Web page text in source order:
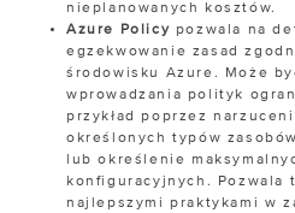
nieplanowanych kosztów.
Azure Policy pozwala na
egzekwowanie zasad
środowisku Azure. Może
wprowadzania polityk
przykład poprzez
określonych typów
lub określenie
konfiguracyjnych. Pozwala
najlepszymi praktykami w